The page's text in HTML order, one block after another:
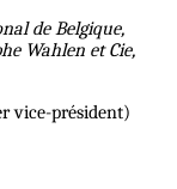
de Belgique,
Wahlen et Cie,
vice-président)